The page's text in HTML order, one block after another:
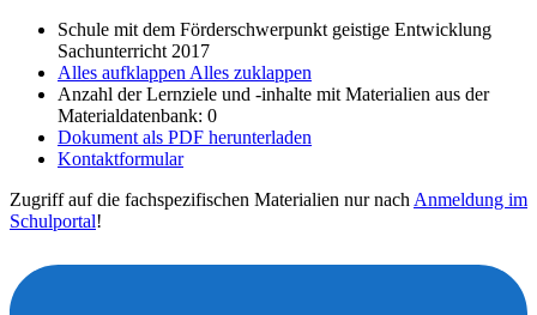
Schule mit dem Förderschwerpunkt geistige Entwicklung
Sachunterricht 2017
Alles aufklappen Alles zuklappen
Anzahl der Lernziele und -inhalte mit Materialien aus der
Materialdatenbank: 0
Dokument als PDF herunterladen
Kontaktformular
Zugriff auf die fachspezifischen Materialien nur nach Anmeldung im
Schulportal!